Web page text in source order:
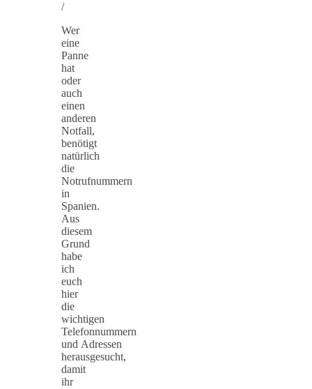
/
Wer
eine
Panne
hat
oder
auch
einen
anderen
Notfall,
benötigt
natürlich
die
Notrufnummern
in
Spanien.
Aus
diesem
Grund
habe
ich
euch
hier
die
wichtigen
Telefonnummern
und Adressen
herausgesucht,
damit
ihr